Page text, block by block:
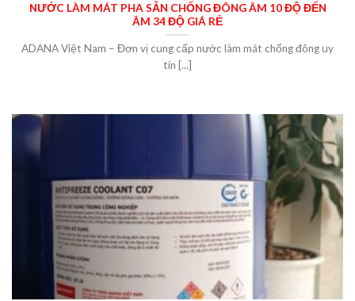
NƯỚC LÀM MÁT PHA SẴN CHỐNG ĐÔNG ÂM 10 ĐỘ ĐẾN
ÂM 34 ĐỘ GIÁ RẺ
ADANA Việt Nam – Đơn vị cung cấp nước làm mát chống đông uy
tín [...]